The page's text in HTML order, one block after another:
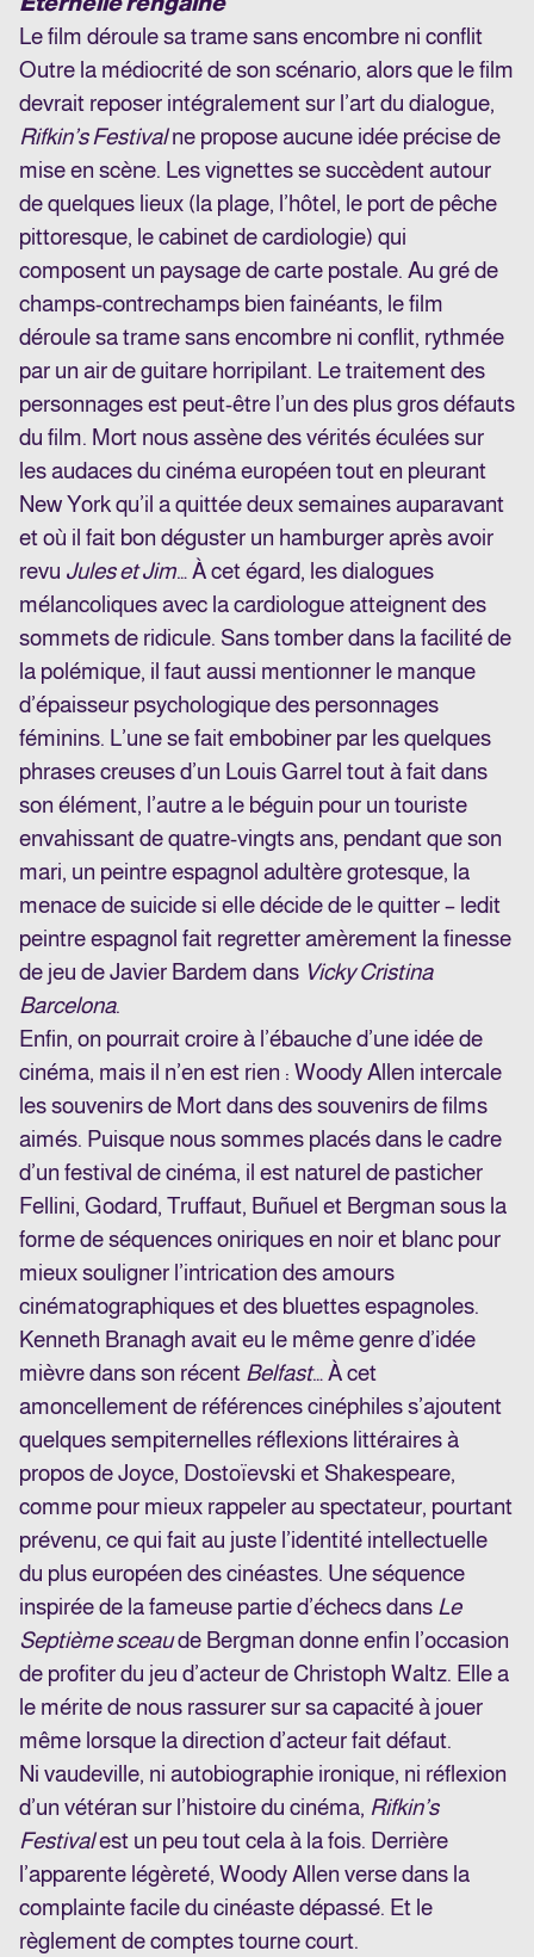
Le film déroule sa trame sans encombre ni conflit
Outre la médiocrité de son scénario, alors que le film
devrait reposer intégralement sur l’art du dialogue,
Rifkin’s Festivalne propose aucune idée précise de
mise en scène. Les vignettes se succèdent autour
de quelques lieux (la plage, l’hôtel, le port de pêche
pittoresque, le cabinet de cardiologie) qui
composent un paysage de carte postale. Au gré de
champs-contrechamps bien fainéants, le film
déroule sa trame sans encombre ni conflit, rythmée
par un air de guitare horripilant. Le traitement des
personnages est peut-être l’un des plus gros défauts
du film. Mort nous assène des vérités éculées sur
les audaces du cinéma européen tout en pleurant
New York qu’il a quittée deux semaines auparavant
et où il fait bon déguster un hamburger après avoir
revu Jules et Jim… À cet égard, les dialogues
mélancoliques avec la cardiologue atteignent des
sommets de ridicule. Sans tomber dans la facilité de
la polémique, il faut aussi mentionner le manque
d’épaisseur psychologique des personnages
féminins. L’une se fait embobiner par les quelques
phrases creuses d’un Louis Garrel tout à fait dans
son élément, l’autre a le béguin pour un touriste
envahissant de quatre-vingts ans, pendant que son
mari, un peintre espagnol adultère grotesque, la
menace de suicide si elle décide de le quitter – ledit
peintre espagnol fait regretter amèrement la finesse
de jeu de Javier Bardem dans Vicky Cristina
Barcelona.
Enfin, on pourrait croire à l’ébauche d’une idée de
cinéma, mais il n’en est rien : Woody Allen intercale
les souvenirs de Mort dans des souvenirs de films
aimés. Puisque nous sommes placés dans le cadre
d’un festival de cinéma, il est naturel de pasticher
Fellini, Godard, Truffaut, Buñuel et Bergman sous la
forme de séquences oniriques en noir et blanc pour
mieux souligner l’intrication des amours
cinématographiques et des bluettes espagnoles.
Kenneth Branagh avait eu le même genre d’idée
mièvre dans son récent Belfast… À cet
amoncellement de références cinéphiles s’ajoutent
quelques sempiternelles réflexions littéraires à
propos de Joyce, Dostoïevski et Shakespeare,
comme pour mieux rappeler au spectateur, pourtant
prévenu, ce qui fait au juste l’identité intellectuelle
du plus européen des cinéastes. Une séquence
inspirée de la fameuse partie d’échecs dans Le
Septième sceaude Bergman donne enfin l’occasion
de profiter du jeu d’acteur de Christoph Waltz. Elle a
le mérite de nous rassurer sur sa capacité à jouer
même lorsque la direction d’acteur fait défaut.
Ni vaudeville, ni autobiographie ironique, ni réflexion
d’un vétéran sur l’histoire du cinéma, Rifkin’s
Festivalest un peu tout cela à la fois. Derrière
l’apparente légèreté, Woody Allen verse dans la
complainte facile du cinéaste dépassé. Et le
règlement de comptes tourne court.